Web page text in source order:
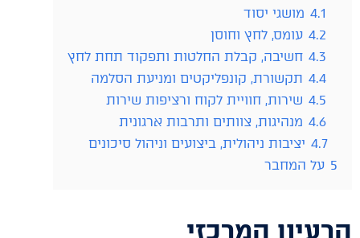
4.1 מושגי יסוד
4.2 עומס, לחץ וחוסן
4.3 חשיבה, קבלת החלטות ותפקוד תחת לחץ
4.4 תקשורת, קונפליקטים ומניעת הסלמה
4.5 שירות, חוויית לקוח ורציפות שירות
4.6 מנהיגות, צוותים ותרבות ארגונית
4.7 יציבות ניהולית, ביצועים וניהול סיכונים
5 על המחבר
הרעיון המרכזי